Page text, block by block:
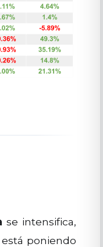
se intensifica,
está poniendo